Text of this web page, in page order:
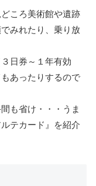
ころ美術館や遺跡
みれたり、乗り放
日券～１年有効
あったりするので
も省け・・・うま
テカード』を紹介